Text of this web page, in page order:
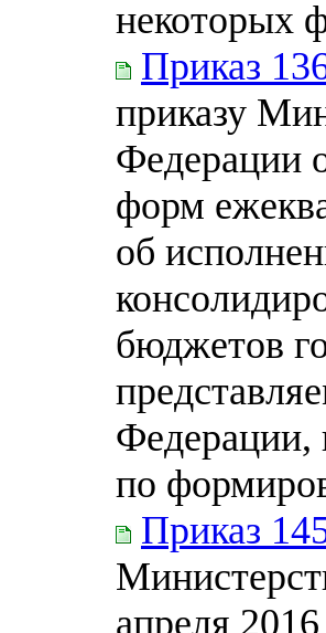
некоторых
Приказ
приказу
Федерации
форм
об
бюджетов
Федерации,
по
Приказ
апреля